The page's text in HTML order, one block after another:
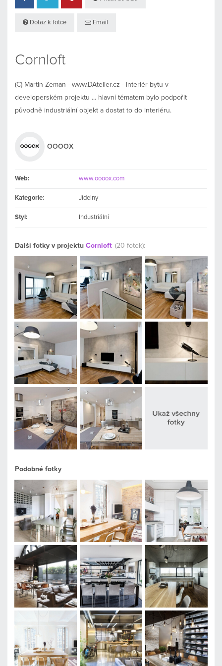
Dotaz k fotce Email
Cornloft
(C) Martin Zeman - www.DAtelier.cz - Interiér bytu v
developerském projektu ... hlavní tématem bylo podpořit
původně industriální objekt a dostat to do interiéru.
OOOOX
Web: www.oooox.com
Kategorie: Jídelny
Styl: Industriální
Další fotky v projektu Cornloft (20 fotek):
Podobné fotky